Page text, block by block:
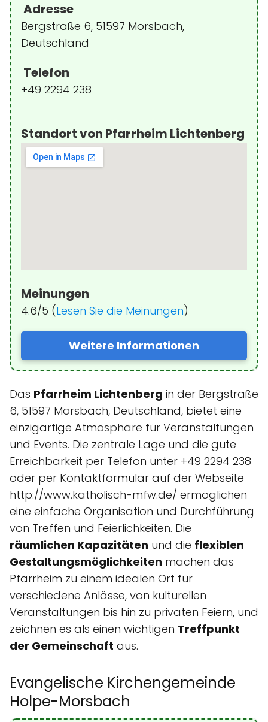
Adresse
Bergstraße 6, 51597 Morsbach,
Deutschland
Telefon
+49 2294 238
Standort von Pfarrheim Lichtenberg
Meinungen
4.6/5 (Lesen Sie die Meinungen)
Weitere Informationen
Das Pfarrheim Lichtenberg in der Bergstraße
6, 51597 Morsbach, Deutschland, bietet eine
einzigartige Atmosphäre für Veranstaltungen
und Events. Die zentrale Lage und die gute
Erreichbarkeit per Telefon unter +49 2294 238
oder per Kontaktformular auf der Webseite
http://www.katholisch-mfw.de/ ermöglichen
eine einfache Organisation und Durchführung
von Treffen und Feierlichkeiten. Die
räumlichen Kapazitäten und die flexiblen
Gestaltungsmöglichkeiten machen das
Pfarrheim zu einem idealen Ort für
verschiedene Anlässe, von kulturellen
Veranstaltungen bis hin zu privaten Feiern, und
zeichnen es als einen wichtigen Treffpunkt
der Gemeinschaft aus.
Evangelische Kirchengemeinde
Holpe-Morsbach